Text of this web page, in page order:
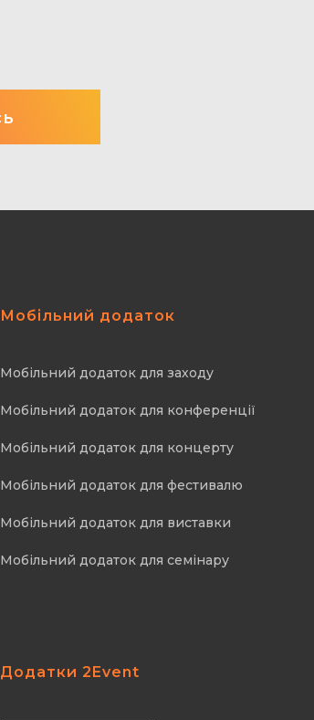
Мобільний додаток
Мобільний додаток для заходу
Мобільний додаток для конференції
Мобільний додаток для концерту
Мобільний додаток для фестивалю
Мобільний додаток для виставки
Мобільний додаток для семінару
Додатки 2Event